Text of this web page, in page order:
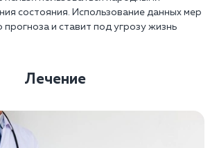
состояния. Использование данных мер
и ставит под угрозу жизнь
Лечение